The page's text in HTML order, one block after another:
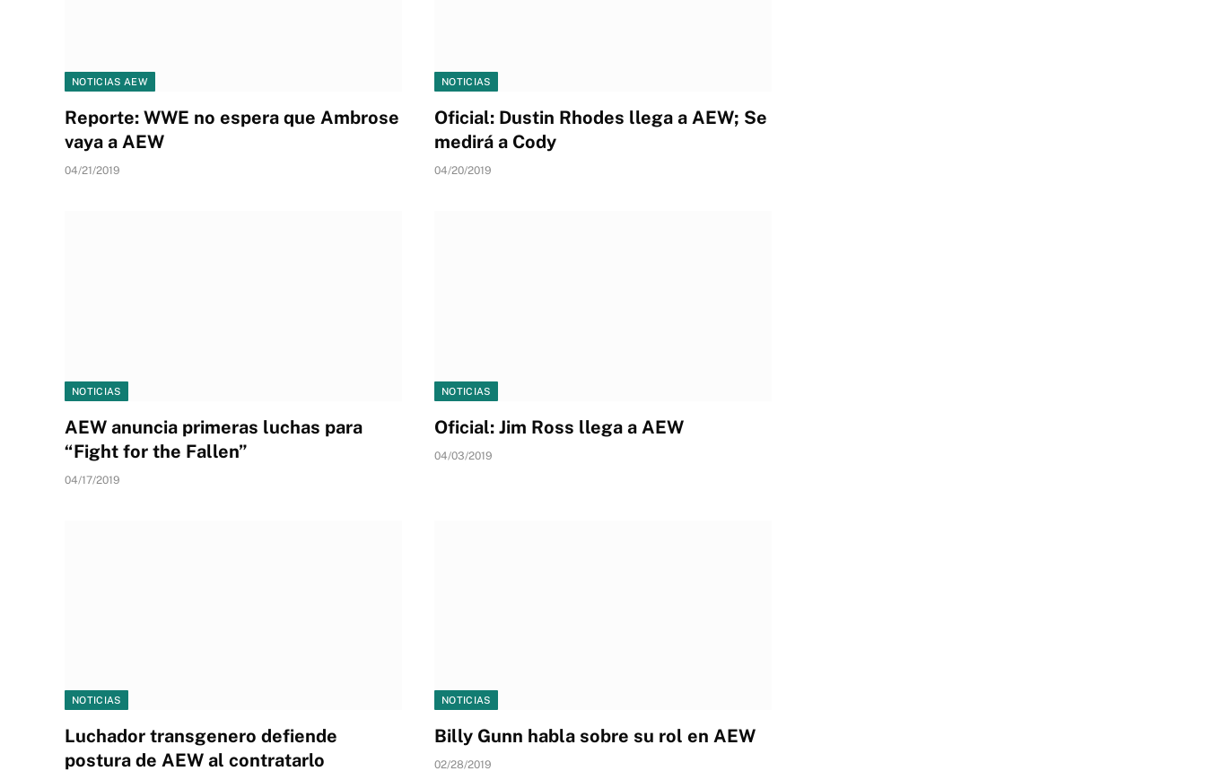
NOTICIAS AEW
Reporte: WWE no espera que Ambrose
vaya a AEW
04/21/2019
NOTICIAS
Oficial: Dustin Rhodes llega a AEW; Se
medirá a Cody
04/20/2019
NOTICIAS
AEW anuncia primeras luchas para
“Fight for the Fallen”
04/17/2019
NOTICIAS
Oficial: Jim Ross llega a AEW
04/03/2019
NOTICIAS
Luchador transgenero defiende
postura de AEW al contratarlo
NOTICIAS
Billy Gunn habla sobre su rol en AEW
02/28/2019